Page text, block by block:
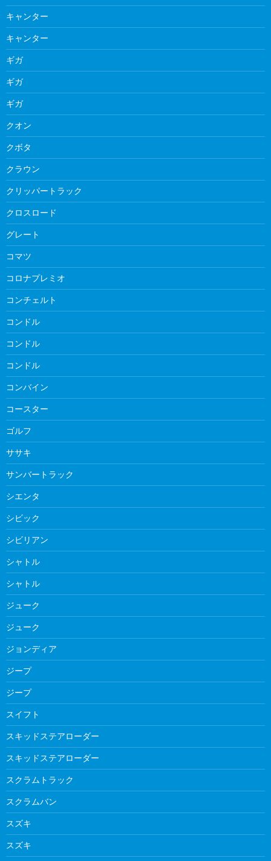
キャンター
キャンター
ギガ
ギガ
ギガ
クオン
クボタ
クラウン
クリッパートラック
クロスロード
グレート
コマツ
コロナプレミオ
コンチェルト
コンドル
コンドル
コンドル
コンバイン
コースター
ゴルフ
ササキ
サンバートラック
シエンタ
シビック
シビリアン
シャトル
シャトル
ジューク
ジューク
ジョンディア
ジープ
ジープ
スイフト
スキッドステアローダー
スキッドステアローダー
スクラムトラック
スクラムバン
スズキ
スズキ